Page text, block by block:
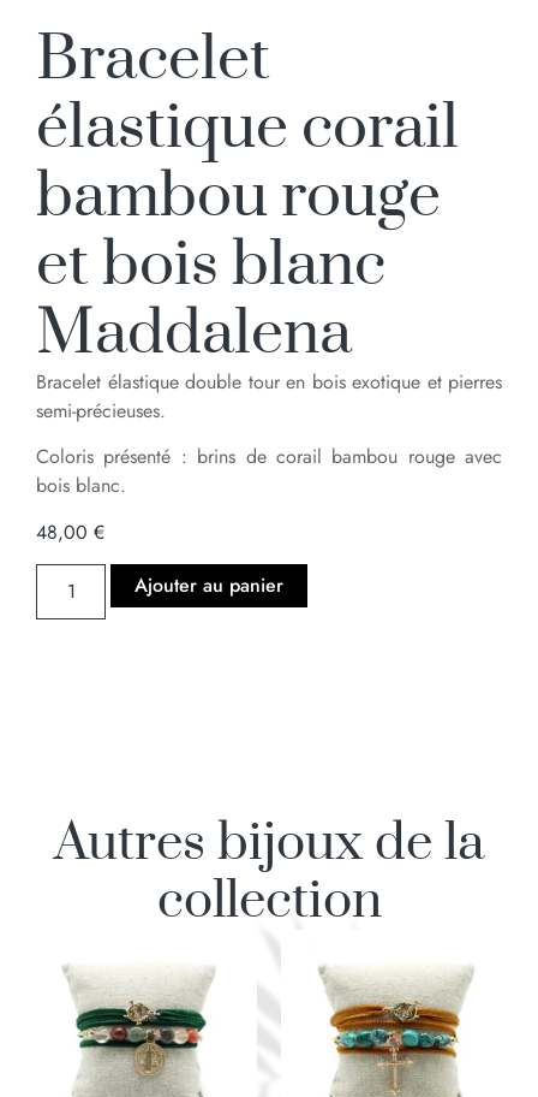
Bracelet
élastique corail
bambou rouge
et bois blanc
Maddalena
Bracelet élastique double tour en bois exotique et pierres
semi-précieuses.
Coloris présenté : brins de corail bambou rouge avec
bois blanc.
48,00 €
Ajouter au panier
Autres bijoux de la
collection